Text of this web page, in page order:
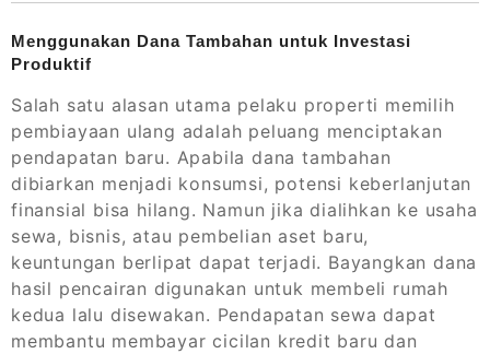
Menggunakan Dana Tambahan untuk Investasi
Produktif
Salah satu alasan utama pelaku properti memilih
pembiayaan ulang adalah peluang menciptakan
pendapatan baru. Apabila dana tambahan
dibiarkan menjadi konsumsi, potensi keberlanjutan
finansial bisa hilang. Namun jika dialihkan ke usaha
sewa, bisnis, atau pembelian aset baru,
keuntungan berlipat dapat terjadi. Bayangkan dana
hasil pencairan digunakan untuk membeli rumah
kedua lalu disewakan. Pendapatan sewa dapat
membantu membayar cicilan kredit baru dan